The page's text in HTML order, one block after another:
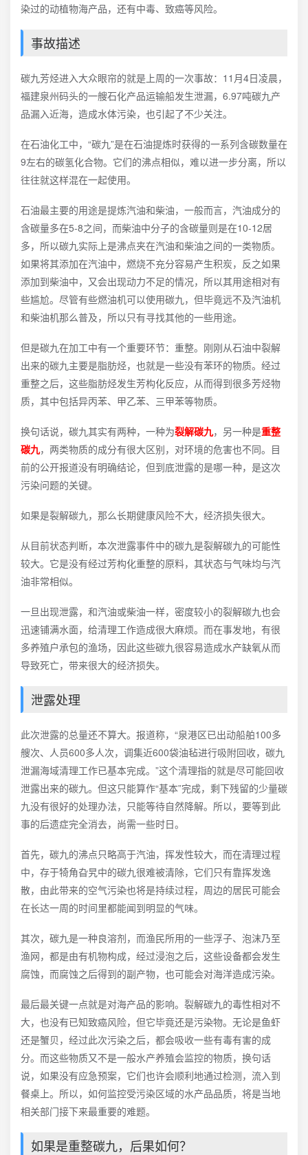
染过的动植物海产品，还有中毒、致癌等风险。
事故描述
碳九芳烃进入大众眼帘的就是上周的一次事故：11月4日凌晨，
福建泉州码头的一艘石化产品运输船发生泄漏，6.97吨碳九产
品漏入近海，造成水体污染，也引起了不少关注。
在石油化工中，“碳九”是在石油提炼时获得的一系列含碳数量在
9左右的碳氢化合物。它们的沸点相似，难以进一步分离，所以
往往就这样混在一起使用。
石油最主要的用途是提炼汽油和柴油，一般而言，汽油成分的
含碳量多在5-8之间，而柴油中分子的含碳量则是在10-12居
多，所以碳九实际上是沸点夹在汽油和柴油之间的一类物质。
如果将其添加在汽油中，燃烧不充分容易产生积炭，反之如果
添加到柴油中，又会出现动力不足的情况，所以其用途相对有
些尴尬。尽管有些燃油机可以使用碳九，但毕竟远不及汽油机
和柴油机那么普及，所以只有寻找其他的一些用途。
但是碳九在加工中有一个重要环节：重整。刚刚从石油中裂解
出来的碳九主要是脂肪烃，也就是一些没有苯环的物质。经过
重整之后，这些脂肪烃发生芳构化反应，从而得到很多芳烃物
质，其中包括异丙苯、甲乙苯、三甲苯等物质。
换句话说，碳九其实有两种，一种为裂解碳九，另一种是重整
碳九，两类物质的成分有很大区别，对环境的危害也不同。目
前的公开报道没有明确结论，但到底泄露的是哪一种，是这次
污染问题的关键。
如果是裂解碳九，那么长期健康风险不大，经济损失很大。
从目前状态判断，本次泄露事件中的碳九是裂解碳九的可能性
较大。它是没有经过芳构化重整的原料，其状态与气味均与汽
油非常相似。
一旦出现泄露，和汽油或柴油一样，密度较小的裂解碳九也会
迅速铺满水面，给清理工作造成很大麻烦。而在事发地，有很
多养殖户承包的渔场，因此这些碳九很容易造成水产缺氧从而
导致死亡，带来很大的经济损失。
泄露处理
此次泄露的总量还不算大。报道称，“泉港区已出动船舶100多
艘次、人员600多人次，调集近600袋油毡进行吸附回收，碳九
泄漏海域清理工作已基本完成。”这个清理指的就是尽可能回收
泄露出来的碳九。但这只能算作“基本”完成，剩下残留的少量碳
九没有很好的处理办法，只能等待自然降解。所以，要等到此
事的后遗症完全消去，尚需一些时日。
首先，碳九的沸点只略高于汽油，挥发性较大，而在清理过程
中，存于犄角旮旯中的碳九很难被清除，它们只有靠挥发逸
散，由此带来的空气污染也将是持续过程，周边的居民可能会
在长达一周的时间里都能闻到明显的气味。
其次，碳九是一种良溶剂，而渔民所用的一些浮子、泡沫乃至
渔网，都是由有机物构成，经过浸泡之后，这些设备都会发生
腐蚀，而腐蚀之后得到的副产物，也可能会对海洋造成污染。
最后最关键一点就是对海产品的影响。裂解碳九的毒性相对不
大，也没有已知致癌风险，但它毕竟还是污染物。无论是鱼虾
还是蟹贝，经过此次污染之后，都会吸收一些有毒有害的成
分。而这些物质又不是一般水产养殖会监控的物质，换句话
说，如果没有应急预案，它们也许会顺利地通过检测，流入到
餐桌上。所以，如何监控受污染区域的水产品品质，将是当地
相关部门接下来最重要的难题。
如果是重整碳九，后果如何？